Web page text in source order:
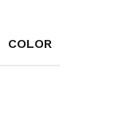
COLOR